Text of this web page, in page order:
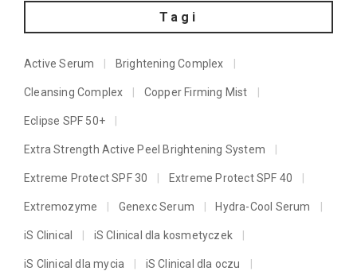
Tagi
Active Serum Brightening Complex
Cleansing Complex Copper Firming Mist
Eclipse SPF 50+
Extra Strength Active Peel Brightening System
Extreme Protect SPF 30 Extreme Protect SPF 40
Extremozyme Genexc Serum Hydra-Cool Serum
iS Clinical iS Clinical dla kosmetyczek
iS Clinical dla mycia iS Clinical dla oczu